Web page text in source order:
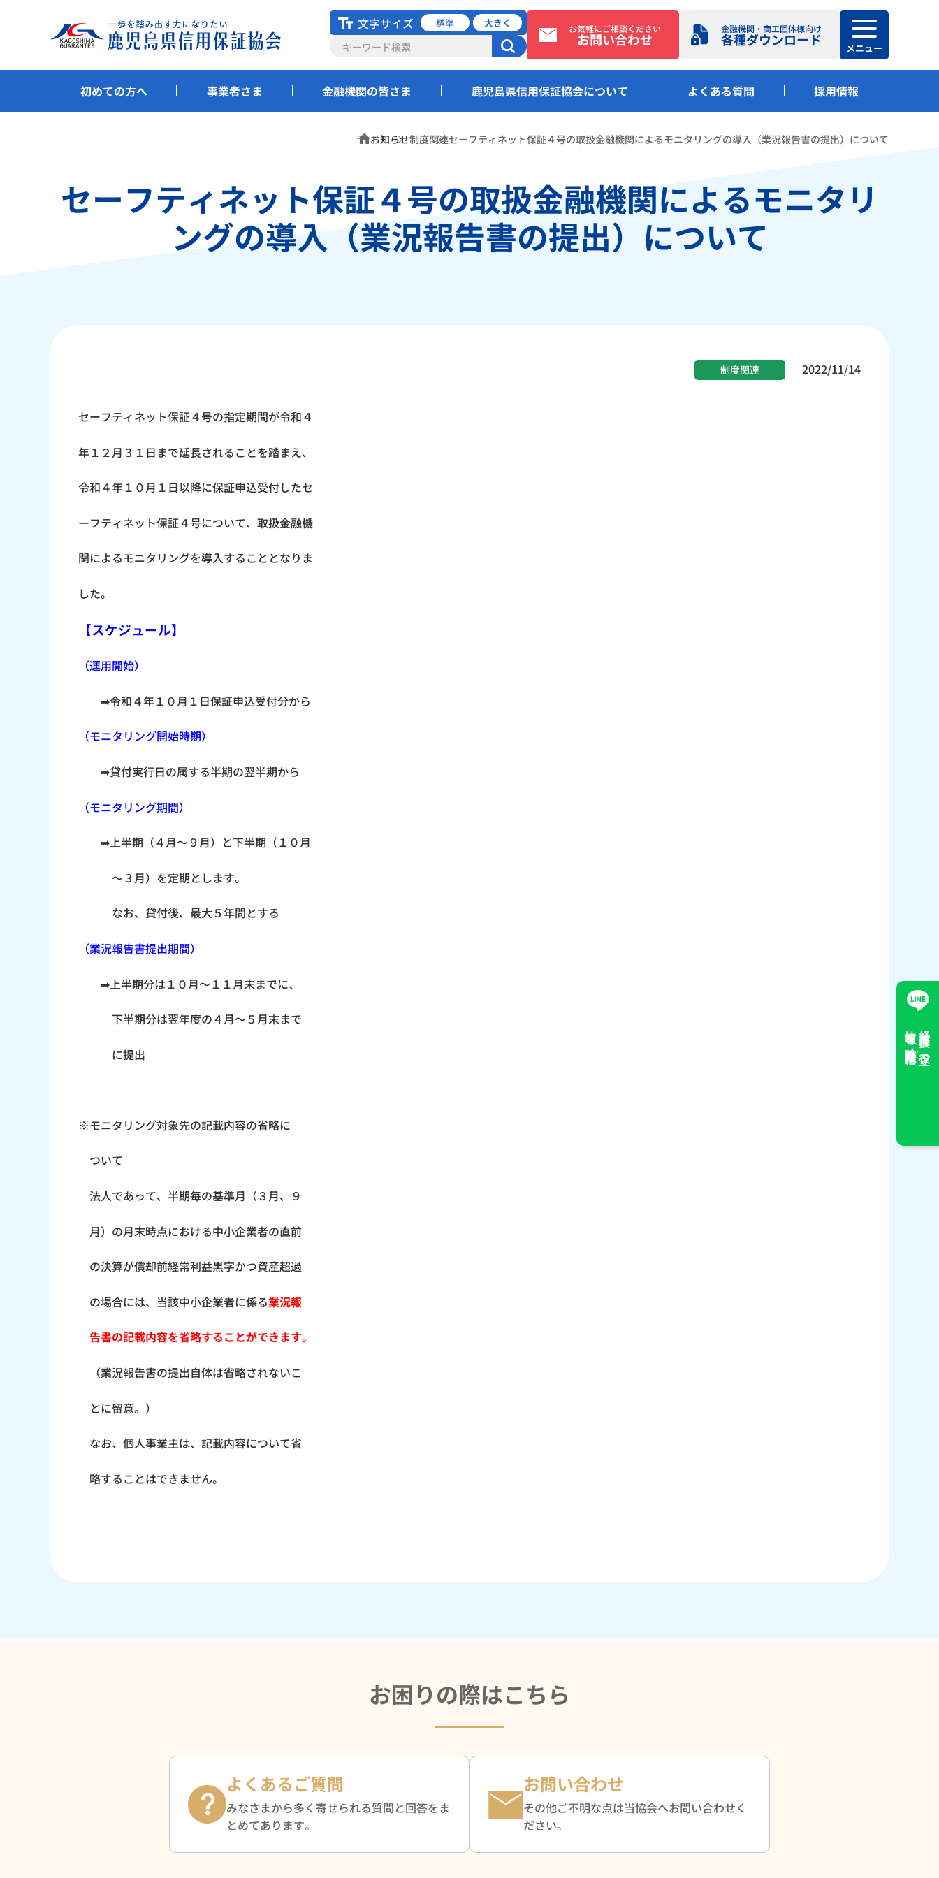
文字サイズ 標準 大きく お気軽にご相談ください
お問い合わせ
金融機関・商工団体様向け
各種ダウンロード メニュー
初めての方へ 事業者さま 金融機関の皆さま 鹿児島県信用保証協会について よくある質問 採用情報
経営支援に役立つ
情報を随時配信
ホーム
お知らせ制度関連セーフティネット保証４号の取扱金融機関によるモニタリングの導入（業況報告書の提出）について
セーフティネット保証４号の取扱金融機関によるモニタリ
ングの導入（業況報告書の提出）について
制度関連 2022/11/14
セーフティネット保証４号の指定期間が令和４
年１２月３１日まで延長されることを踏まえ、
令和４年１０月１日以降に保証申込受付したセ
ーフティネット保証４号について、取扱金融機
関によるモニタリングを導入することとなりま
した。
【スケジュール】
（運用開始）
➡令和４年１０月１日保証申込受付分から
（モニタリング開始時期）
➡貸付実行日の属する半期の翌半期から
（モニタリング期間）
➡上半期（４月～９月）と下半期（１０月
～３月）を定期とします。
なお、貸付後、最大５年間とする
（業況報告書提出期間）
➡上半期分は１０月～１１月末までに、
下半期分は翌年度の４月～５月末まで
に提出
※モニタリング対象先の記載内容の省略に
ついて
法人であって、半期毎の基準月（３月、９
月）の月末時点における中小企業者の直前
の決算が償却前経常利益黒字かつ資産超過
の場合には、当該中小企業者に係る業況報
告書の記載内容を省略することができます。
（業況報告書の提出自体は省略されないこ
とに留意。）
なお、個人事業主は、記載内容について省
略することはできません。
お困りの際はこちら
よくあるご質問
みなさまから多く寄せられる質問と回答をま
とめてあります。
お問い合わせ
その他ご不明な点は当協会へお問い合わせく
ださい。